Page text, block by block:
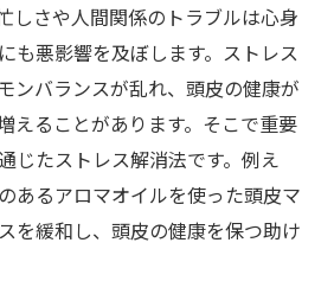
が抜け毛予防に与える影響
に入るおすすめのケア製品
性を専門家が解説！宇都宮市で
由
頭皮ケアの必要性
の実例から学ぶ頭皮ケアの効果
ローチで頭皮環境を改善
しさや人間関係のトラブルは心身
も悪影響を及ぼします。ストレス
ンバランスが乱れ、頭皮の健康が
えることがあります。そこで重要
じたストレス解消法です。例え
あるアロマオイルを使った頭皮マ
を緩和し、頭皮の健康を保つ助け